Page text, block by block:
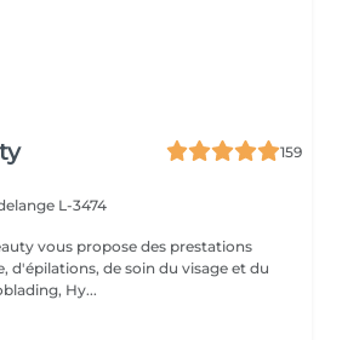
159
L-3474
vous propose des prestations
d'épilations, de soin du visage et du
Hy...